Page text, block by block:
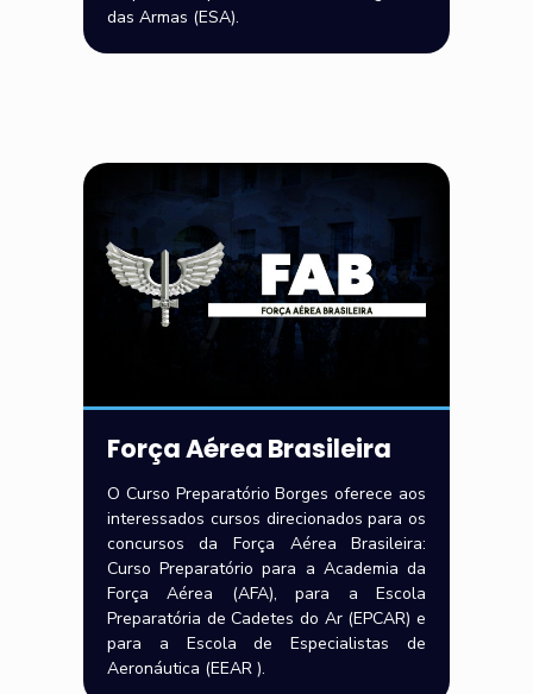
das Armas (ESA).
Força Aérea Brasileira
O Curso Preparatório Borges oferece aos
interessados cursos direcionados para os
concursos da Força Aérea Brasileira:
Curso Preparatório para a Academia da
Força Aérea (AFA), para a Escola
Preparatória de Cadetes do Ar (EPCAR) e
para a Escola de Especialistas de
Aeronáutica (EEAR ).